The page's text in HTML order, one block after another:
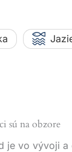
sú na obzore
je vo vývoji